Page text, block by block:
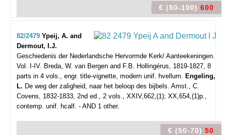
€ (80-100) 600
82/2479 Ypeij, A. and
Dermout, I.J.
Geschiedenis der Nederlandsche Hervormde Kerk/ Aanteekeningen.
Vol. I-IV. Breda, W. van Bergen and F.B. Hollingérus, 1819-1827, 8
parts in 4 vols., engr. title-vignette, modern unif. hvellum. Engeling,
L. De weg der zaligheid, naar het beloop des bijbels. Amst., C.
Covens, 1832-1833, 2nd ed., 2 vols., XXIV,662,(1); XX,654,(1)p.,
contemp. unif. hcalf. - AND 1 other.
€ (50-70) 50